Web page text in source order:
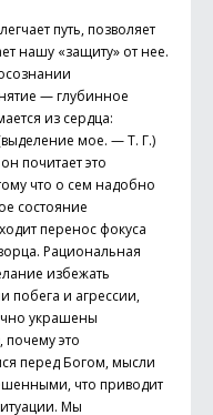
путь, позволяет
нашу «защиту» от нее.
— глубинное
из сердца:
мое. — Т. Г.)
почитает это
что о сем надобно
состояние
перенос фокуса
Рациональная
избежать
побега и агрессии,
украшены
это
перед Богом, мысли
что приводит
Мы